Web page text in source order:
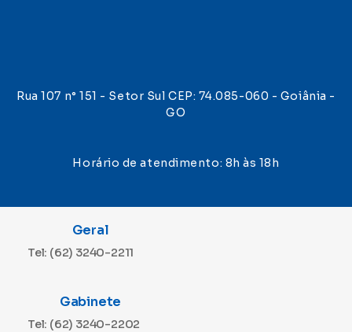
Rua 107 n° 151 - Setor Sul CEP: 74.085-060 - Goiânia -
GO
Horário de atendimento: 8h às 18h
Geral
Tel: (62) 3240-2211
Gabinete
Tel: (62) 3240-2202